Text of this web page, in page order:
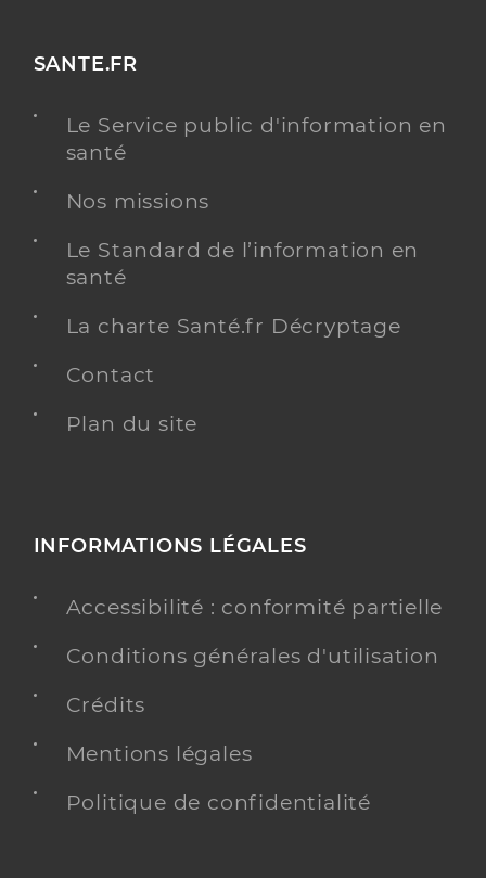
SANTE.FR
Le Service public d'information en
santé
Nos missions
Le Standard de l’information en
santé
La charte Santé.fr Décryptage
Contact
Plan du site
INFORMATIONS LÉGALES
Accessibilité : conformité partielle
Conditions générales d'utilisation
Crédits
Mentions légales
Politique de confidentialité